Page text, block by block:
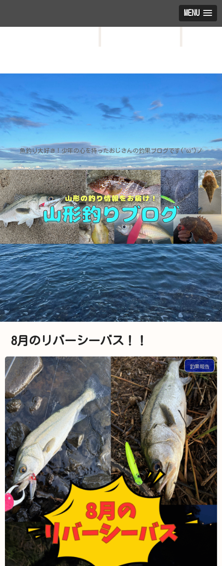
MENU
魚釣り大好き！少年の心を持ったおじさんの釣果ブログです('ω')ノ
8月のリバーシーバス！！
釣果報告